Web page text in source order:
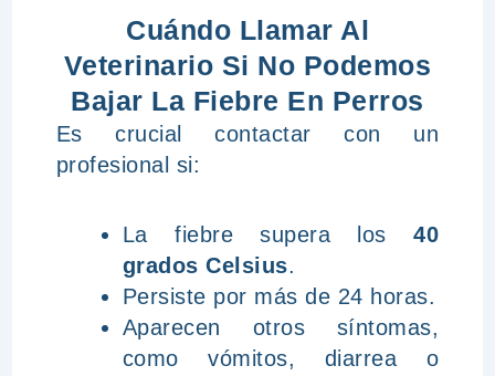
Cuándo Llamar Al
Veterinario Si No Podemos
Bajar La Fiebre En Perros
Es crucial contactar con un
profesional si:
La fiebre supera los40
grados Celsius.
Persiste por más de 24 horas.
Aparecen otros síntomas,
como vómitos, diarrea o